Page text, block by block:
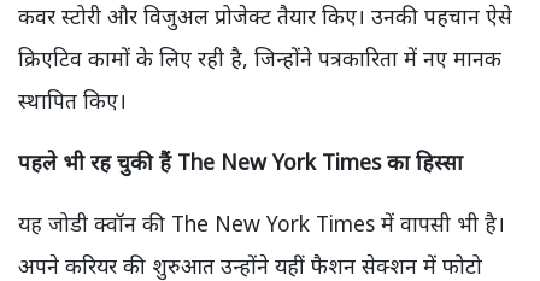
कवर स्टोरी और विजुअल प्रोजेक्ट तैयार किए। उनकी पहचान ऐसे
क्रिएटिव कामों के लिए रही है, जिन्होंने पत्रकारिता में नए मानक
स्थापित किए।
पहले भी रह चुकी हैं The New York Timesका हिस्सा
यह जोडी क्वॉन की The New York Times में वापसी भी है।
अपने करियर की शुरुआत उन्होंने यहीं फैशन सेक्शन में फोटो